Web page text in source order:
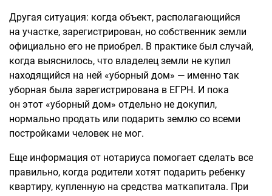
Другая ситуация: когда объект, располагающийся
на участке, зарегистрирован, но собственник земли
официально его не приобрел. В практике был случай,
когда выяснилось, что владелец земли не купил
находящийся на ней «уборный дом» — именно так
уборная была зарегистрирована в ЕГРН. И пока
он этот «уборный дом» отдельно не докупил,
нормально продать или подарить землю со всеми
постройками человек не мог.
Еще информация от нотариуса помогает сделать все
правильно, когда родители хотят подарить ребенку
квартиру, купленную на средства маткапитала. При